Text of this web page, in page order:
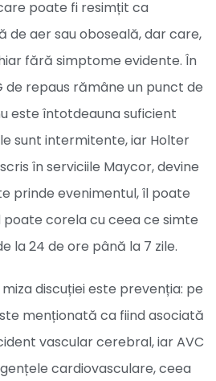
poate fi resimțit ca
de aer sau oboseală, dar care,
fără simptome evidente. În
de repaus rămâne un punct de
este întotdeauna suficient
sunt intermitente, iar Holter
în serviciile Maycor, devine
prinde evenimentul, îl poate
corela cu ceea ce simte
la 24 de ore până la 7 zile.
discuției este prevenția: pe
menționată ca fiind asociată
vascular cerebral, iar AVC
cardiovasculare, ceea